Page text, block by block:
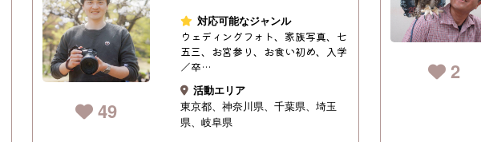
49
対応可能なジャンル
ウェディングフォト、家族写真、七
五三、お宮参り、お食い初め、入学
／卒…
活動エリア
東京都
神奈川県 千葉県
埼玉
県
岐阜県
2